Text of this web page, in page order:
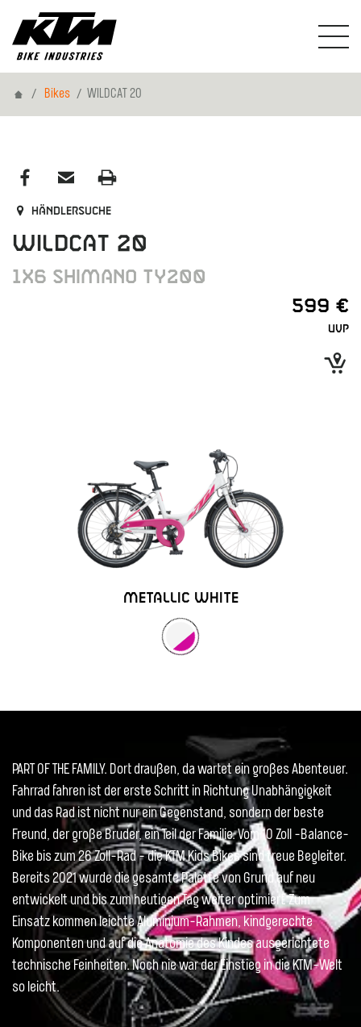
HomeBikes WILDCAT 20
Händlersuche
WILDCAT 20
1X6 SHIMANO TY200
599 €
UVP
METALLIC WHITE
PART OF THE FAMILY. Dort draußen, da wartet ein großes Abenteuer.
Fahrrad fahren ist der erste Schritt in Richtung Unabhängigkeit
und das Rad ist nicht nur ein Gegenstand, sondern der beste
Freund, der große Bruder, ein Teil der Familie. Vom 10 Zoll -Balance-
Bike bis zum 26 Zoll-Rad - die KTM Kids Bikes sind treue Begleiter.
Bereits 2021 wurde die gesamte Palette von Grund auf neu
entwickelt und bis zum heutigen Tag weiter optimiert. Zum
Einsatz kommen leichte Aluminium-Rahmen, kindgerechte
Komponenten und auf die Anatomie des Kindes ausgerichtete
technische Feinheiten. Noch nie war der Einstieg in die KTM-Welt
so leicht.